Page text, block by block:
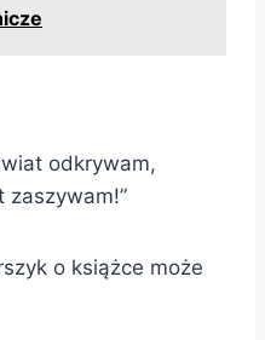
odkrywam,
zaszywam!”
o książce może